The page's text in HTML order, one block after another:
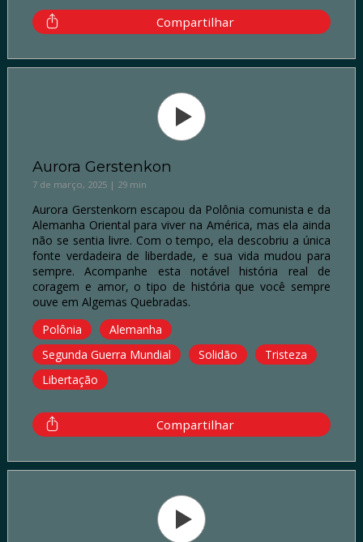
Compartilhar
Aurora Gerstenkon
7 de março, 2025 | 29 min
Aurora Gerstenkorn escapou da Polônia comunista e da
Alemanha Oriental para viver na América, mas ela ainda
não se sentia livre. Com o tempo, ela descobriu a única
fonte verdadeira de liberdade, e sua vida mudou para
sempre. Acompanhe esta notável história real de
coragem e amor, o tipo de história que você sempre
ouve em Algemas Quebradas.
Polônia
Alemanha
Segunda Guerra Mundial
Solidão
Tristeza
Libertação
Compartilhar